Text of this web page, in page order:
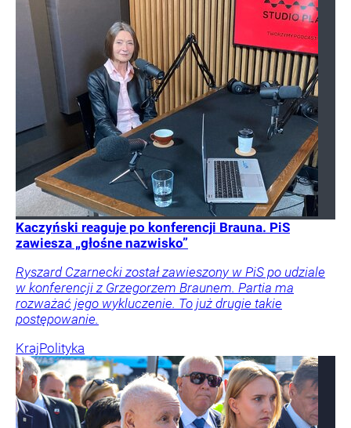
Kaczyński reaguje po konferencji Brauna. PiS
zawiesza „głośne nazwisko”
Ryszard Czarnecki został zawieszony w PiS po udziale
w konferencji z Grzegorzem Braunem. Partia ma
rozważać jego wykluczenie. To już drugie takie
postępowanie.
KrajPolityka